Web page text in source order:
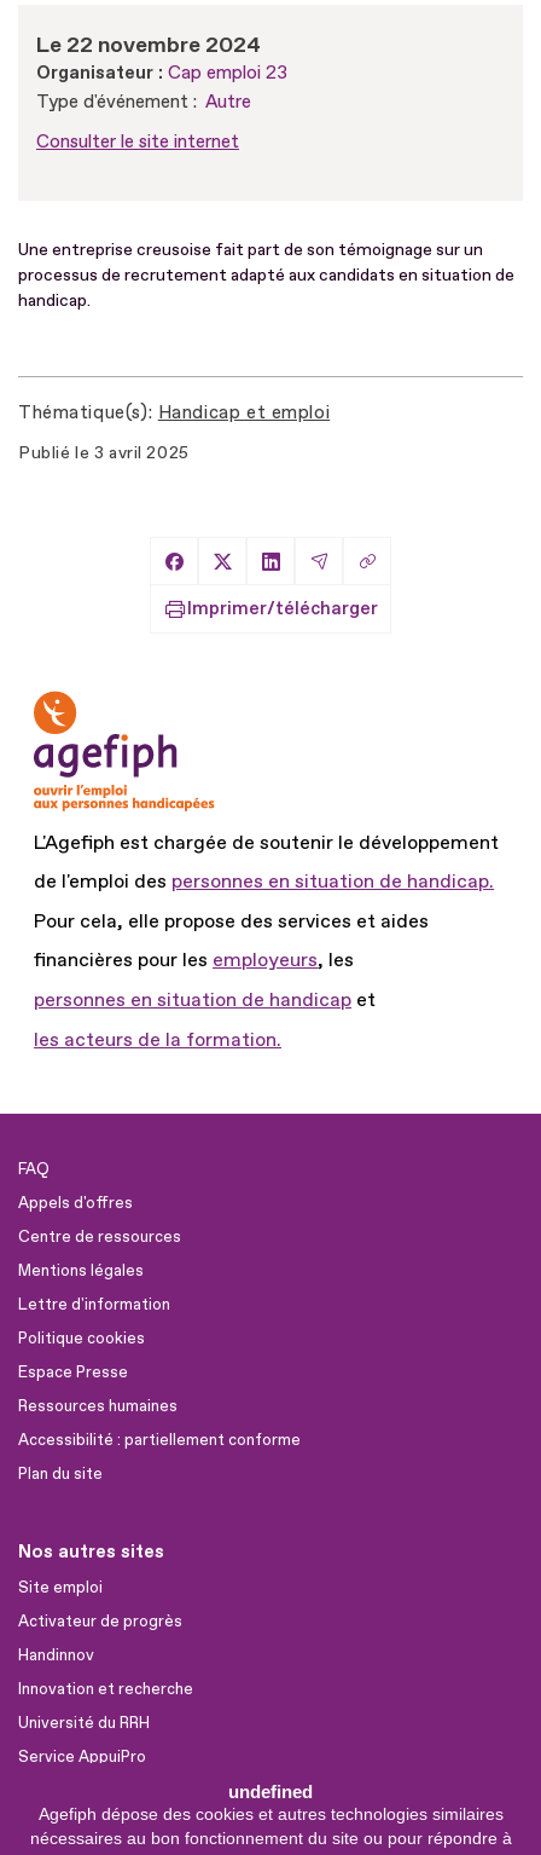
undefined
Agefiph dépose des cookies et autres technologies similaires
nécessaires au bon fonctionnement du site ou pour répondre à
Le 22 novembre 2024
Organisateur : Cap emploi 23
Type d'événement : Autre
Consulter le site internet
Une entreprise creusoise fait part de son témoignage sur un
processus de recrutement adapté aux candidats en situation de
handicap.
Thématique(s) Handicap et emploi
Publié le 3 avril 2025
Partager sur Facebook
Partager sur X
Partager sur LinkedIn
Partager par Email
Copier le lien
Imprimer/télécharger
L'Agefiph est chargée de soutenir le développement
de l'emploi des personnes en situation de handicap.
Pour cela, elle propose des services et aides
financières pour les employeurs, les
personnes en situation de handicap et
les acteurs de la formation.
FAQ
Appels d'offres
Centre de ressources
Mentions légales
Lettre d'information
Politique cookies
Espace Presse
Ressources humaines
Accessibilité : partiellement conforme
Plan du site
Nos autres sites
Site emploi
Activateur de progrès
Handinnov
Innovation et recherche
Université du RRH
Service AppuiPro
Nous suivre